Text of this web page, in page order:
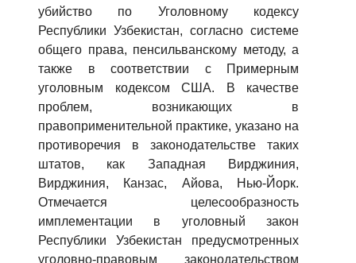
убийство по Уголовному кодексу
Республики Узбекистан, согласно системе
общего права, пенсильванскому методу, а
также в соответствии с Примерным
уголовным кодексом США. В качестве
проблем, возникающих в
правоприменительной практике, указано на
противоречия в законодательстве таких
штатов, как Западная Вирджиния,
Вирджиния, Канзас, Айова, Нью-Йорк.
Отмечается целесообразность
имплементации в уголовный закон
Республики Узбекистан предусмотренных
уголовно-правовым законодательством